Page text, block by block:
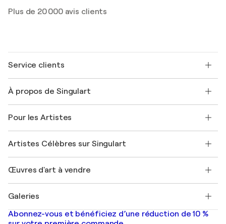
Plus de 20 000 avis clients
Service clients
Expédition
Offrir une carte cadeau
Rejoignez notre programme commercial
Mon compte
+33 1 76 44 06 42
À propos de Singulart
FAQ
Magazine Singulart
Emplois
Découvrez une sélection d'art original
Pour les Artistes
Se connecter en tant qu'Artiste
Artistes Célèbres sur Singulart
Marc Chagall
Banksy
Mr. Brainwash
Shepard Fairey
Œuvres d'art à vendre
Tableaux abstraits à vendre
Peintures de paysage
Galeries
Galeries d'art en France
Abonnez-vous et bénéficiez d’une réduction de 10 %